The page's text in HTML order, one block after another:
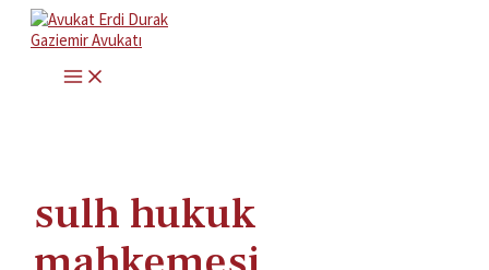
İçeriğe
atla
MAIN
MENU
sulh hukuk